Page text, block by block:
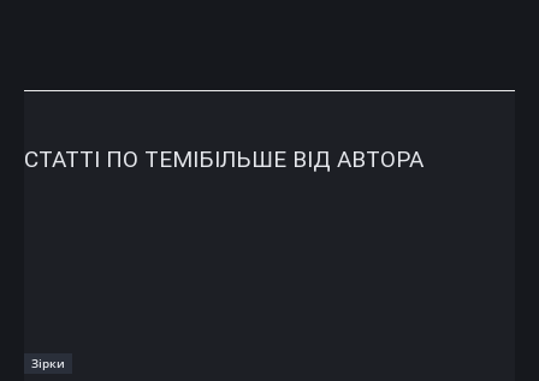
СТАТТІ ПО ТЕМІБІЛЬШЕ ВІД АВТОРА
Зірки